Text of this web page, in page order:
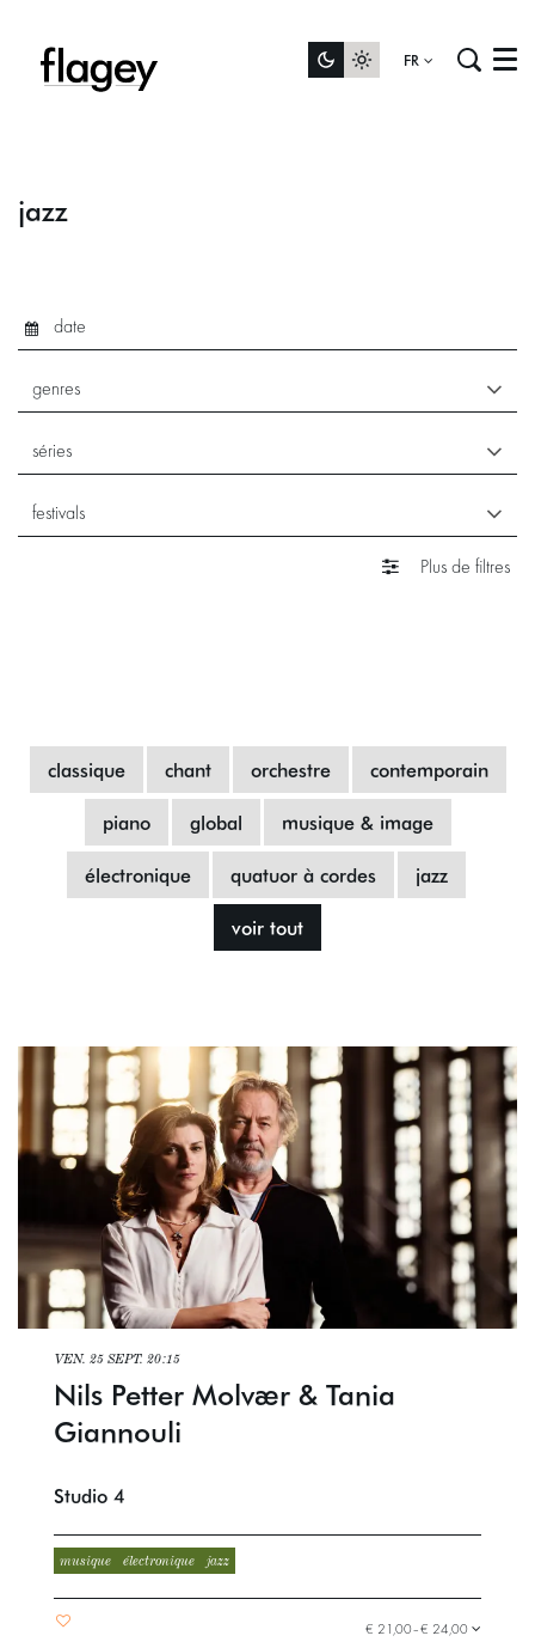
FR Menu
jazz
genres
séries
festivals
Plus de filtres
classique chant orchestre contemporain
piano global musique & image
électronique quatuor à cordes jazz
voir tout
Nils Petter Molvær & Tania
Giannouli
VEN. 25 SEPT. 20:15
Studio 4
musique électronique jazz
€ 21,00–€ 24,00